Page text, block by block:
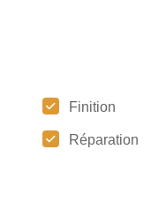
Finition
Réparation